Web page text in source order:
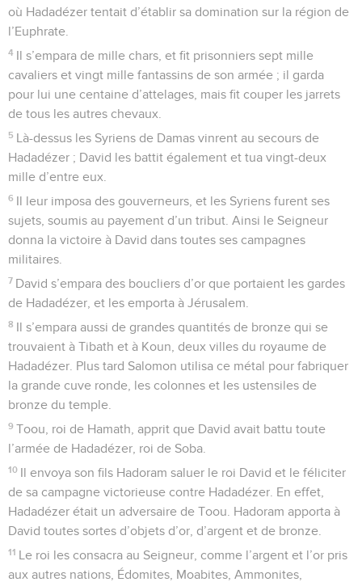
où Hadadézer tentait d’établir sa domination sur la région de
l’Euphrate.
4 Il s’empara de mille chars, et fit prisonniers sept mille
cavaliers et vingt mille fantassins de son armée ; il garda
pour lui une centaine d’attelages, mais fit couper les jarrets
de tous les autres chevaux.
5 Là-dessus les Syriens de Damas vinrent au secours de
Hadadézer ; David les battit également et tua vingt-deux
mille d’entre eux.
6 Il leur imposa des gouverneurs, et les Syriens furent ses
sujets, soumis au payement d’un tribut. Ainsi le Seigneur
donna la victoire à David dans toutes ses campagnes
militaires.
7 David s’empara des boucliers d’or que portaient les gardes
de Hadadézer, et les emporta à Jérusalem.
8 Il s’empara aussi de grandes quantités de bronze qui se
trouvaient à Tibath et à Koun, deux villes du royaume de
Hadadézer. Plus tard Salomon utilisa ce métal pour fabriquer
la grande cuve ronde, les colonnes et les ustensiles de
bronze du temple.
9 Toou, roi de Hamath, apprit que David avait battu toute
l’armée de Hadadézer, roi de Soba.
10 Il envoya son fils Hadoram saluer le roi David et le féliciter
de sa campagne victorieuse contre Hadadézer. En effet,
Hadadézer était un adversaire de Toou. Hadoram apporta à
David toutes sortes d’objets d’or, d’argent et de bronze.
11 Le roi les consacra au Seigneur, comme l’argent et l’or pris
aux autres nations, Édomites, Moabites, Ammonites,